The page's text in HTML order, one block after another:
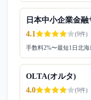
日本中小企業金
4.1
(9件)
手数料2%〜最短1日 北海
OLTA(オルタ)
4.0
(9件)